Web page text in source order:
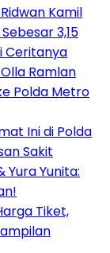
Kamil
3,15
Ceritanya
Ramlan
Polda Metro
Ini di Polda
Sakit
Yura Yunita:
Tiket,